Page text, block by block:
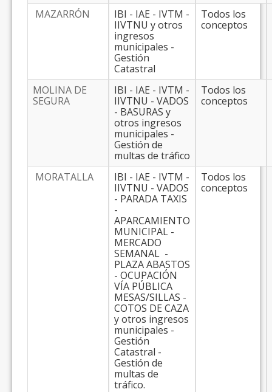
MAZARRÓN
IBI - IAE - IVTM -
IIVTNU y otros
ingresos
municipales -
Gestión
Catastral
Todos los
conceptos
MOLINA DE
SEGURA
IBI - IAE - IVTM -
IIVTNU - VADOS
- BASURAS y
otros ingresos
municipales -
Gestión de
multas de tráfico
Todos los
conceptos
MORATALLA
IBI - IAE - IVTM -
IIVTNU - VADOS
- PARADA TAXIS
-
APARCAMIENTO
MUNICIPAL -
MERCADO
SEMANAL -
PLAZA ABASTOS
- OCUPACIÓN
VÍA PÚBLICA
MESAS/SILLAS -
COTOS DE CAZA
y otros ingresos
municipales -
Gestión
Catastral -
Gestión de
multas de
tráfico.
Todos los
conceptos